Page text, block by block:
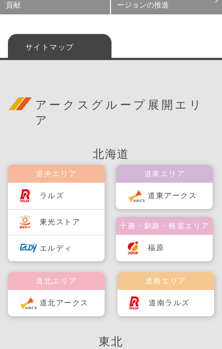
貢献​
ージョンの推進
サイトマップ
アークスグループ展開エリ
ア
北海道
道央エリア
ラルズ
東光ストア
エルディ
道南エリア
道南ラルズ
道北エリア
道北アークス
道東エリア
道東アークス
十勝・釧路・根室エリア
福原
東北